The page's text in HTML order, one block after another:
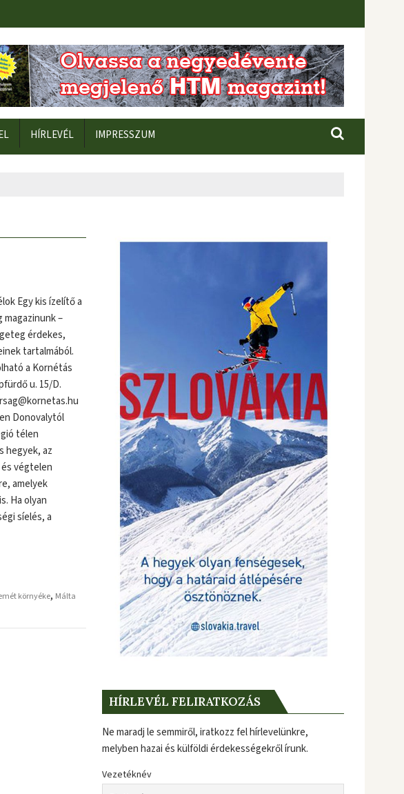
HÍRLEVÉL IMPRESSZUM
Egy kis ízelítő a
magazinunk –
érdekes,
tartalmából.
a Kornétás
u. 15/D.
Donovalytól
télen
hegyek, az
végtelen
amelyek
Ha olyan
síelés, a
környéke, Málta
HÍRLEVÉL FELIRATKOZÁS
Ne maradj le semmiről, iratkozz fel hírlevelünkre,
melyben hazai és külföldi érdekességekről írunk.
Vezetéknév